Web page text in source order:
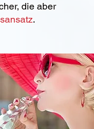
die aber
.